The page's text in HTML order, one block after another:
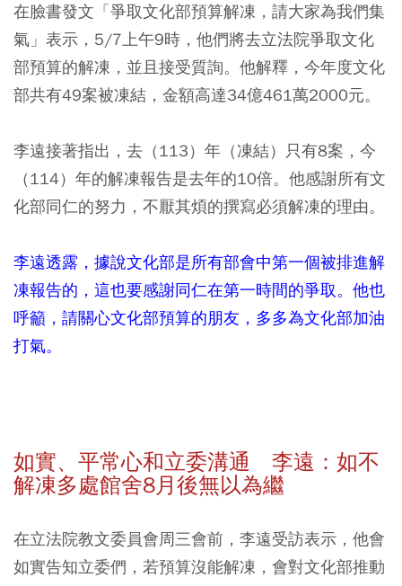
在臉書發文「爭取文化部預算解凍，請大家為我們集
氣」表示，5/7上午9時，他們將去立法院爭取文化
部預算的解凍，並且接受質詢。他解釋，今年度文化
部共有49案被凍結，金額高達34億461萬2000元。
李遠接著指出，去（113）年（凍結）只有8案，今
（114）年的解凍報告是去年的10倍。他感謝所有文
化部同仁的努力，不厭其煩的撰寫必須解凍的理由。
李遠透露，據說文化部是所有部會中第一個被排進解
凍報告的，這也要感謝同仁在第一時間的爭取。他也
呼籲，請關心文化部預算的朋友，多多為文化部加油
打氣。
如實、平常心和立委溝通 李遠：如不
解凍多處館舍8月後無以為繼
在立法院教文委員會周三會前，李遠受訪表示，他會
如實告知立委們，若預算沒能解凍，會對文化部推動